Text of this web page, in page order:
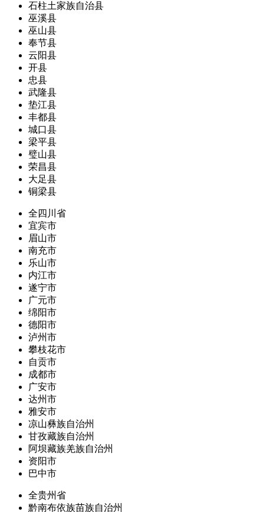
石柱土家族自治县
巫溪县
巫山县
奉节县
云阳县
开县
忠县
武隆县
垫江县
丰都县
城口县
梁平县
璧山县
荣昌县
大足县
铜梁县
全四川省
宜宾市
眉山市
南充市
乐山市
内江市
遂宁市
广元市
绵阳市
德阳市
泸州市
攀枝花市
自贡市
成都市
广安市
达州市
雅安市
凉山彝族自治州
甘孜藏族自治州
阿坝藏族羌族自治州
资阳市
巴中市
全贵州省
黔南布依族苗族自治州